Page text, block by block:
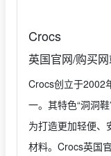
Crocs
英国官网/购买网
Crocs创立于2002
一。其特色“洞洞
为打造更加轻便、
材料。Crocs英国